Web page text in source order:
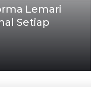
Lemari
Setiap